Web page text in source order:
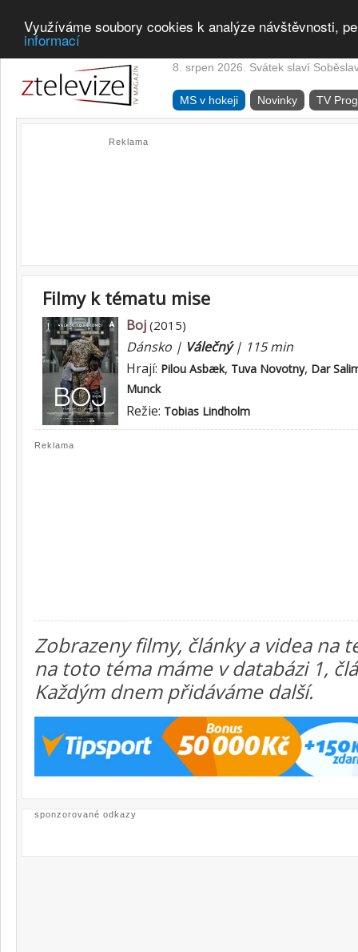
Využíváme soubory cookies k analýze návštěvnosti,
informací
8. srpen 2026. Svátek slaví
MS v hokeji Novinky TV
Reklama
Filmy k tématu mise
Boj (2015)
Dánsko | Válečný| 115 min
Hrají: Pilou Asbæk, Tuva Novotny, Dar
Munck
Režie: Tobias Lindholm
Reklama
Zobrazeny filmy, články a videa na
na toto téma máme v databázi 1,
Každým dnem přidáváme další.
sponzorované odkazy